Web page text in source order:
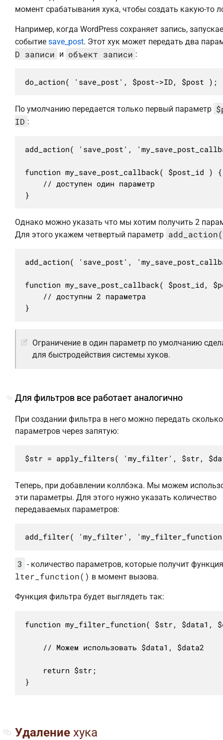
момент срабатывания хука, чтобы создать какую-то
Например, когда WordPress сохраняет запись,
событие save_post. Этот хук может передать два
D записи и объект записи :
do_action( 'save_post', $post->ID, $post );
По умолчанию передается только первый параметр
ID :
add_action( 'save_post',
function my_save_post_callback( $post_id ) {
}
Однако можно указать что мы хотим получить 2
Для этого укажем четвертый параметр
add_action( 'save_post',
function my_save_post_callback( $post_id,
}
Ограничение в один параметр по умолчанию
для быстродействия системы хуков.
Для фильтров все работает аналогично
При создании фильтра в него можно передать
параметров через запятую:
$str = apply_filters( 'my_filter', $str,
Теперь, при добавлении коллбэка. Мы можем
эти параметры. Для этого нужно указать количество
передаваемых параметров:
add_filter( 'my_filter',
3 - количество параметров, которые получит
lter_function() в момент вызова.
Функция фильтра будет выглядеть так:
function my_filter_function( $str, $data1,
}
Удаление хука